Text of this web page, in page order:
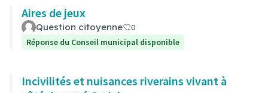
Aires de jeux
Question citoyenne
0
Réponse du Conseil municipal disponible
Incivilités et nuisances riverains vivant à